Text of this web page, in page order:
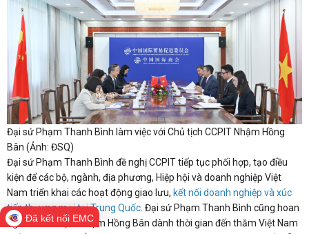
Đại sứ Phạm Thanh Bình làm việc với Chủ tịch CCPIT Nhậm Hồng
Bân (Ảnh: ĐSQ)
Đại sứ Phạm Thanh Bình đề nghị CCPIT tiếp tục phối hợp, tạo điều
kiện để các bộ, ngành, địa phương, Hiệp hội và doanh nghiệp Việt
Nam triển khai các hoạt động giao lưu, kết nối doanh nghiệp và xúc
tiến thương mại tại Trung Quốc . Đại sứ Phạm Thanh Bình cũng hoan
nghênh Chủ tịch Nhậm Hồng Bân dành thời gian đến thăm Việt Nam
Đã kết nối EMC